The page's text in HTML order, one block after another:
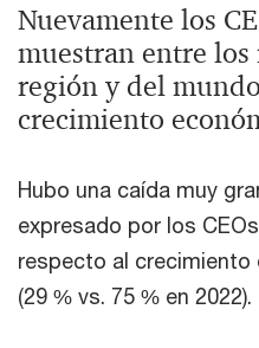
Nuevamente los
muestran entre
región y del
crecimiento
Hubo una caída muy
expresado por los
respecto al crecimiento
(29 % vs. 75 % en 2022).